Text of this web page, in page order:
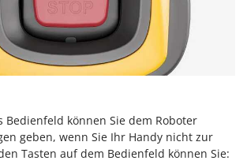
Bedienfeld können Sie dem Roboter
geben, wenn Sie Ihr Handy nicht zur
Tasten auf dem Bedienfeld können Sie: